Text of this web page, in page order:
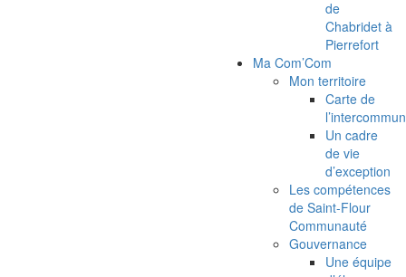
de
Chabridet à
Pierrefort
Ma Com’Com
Mon territoire
Carte de
Un cadre
de vie
d’exception
Les compétences
de Saint-Flour
Communauté
Gouvernance
Une équipe